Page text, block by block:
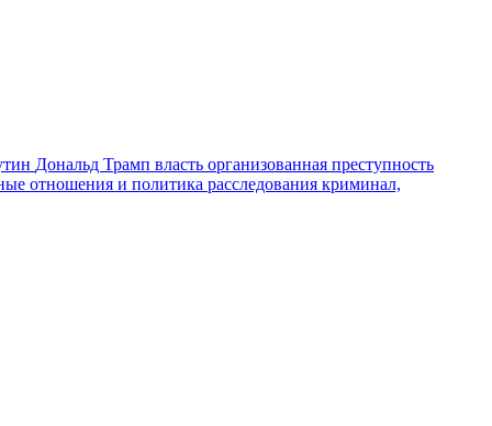
Дональд Трамп власть организованная преступность
отношения и политика расследования криминал,